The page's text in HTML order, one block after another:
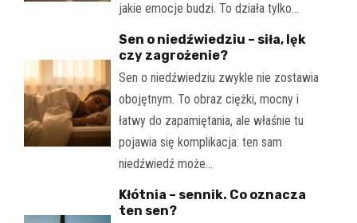
jakie emocje budzi. To działa tylko…
Sen o niedźwiedziu – siła, lęk
czy zagrożenie?
Sen o niedźwiedziu zwykle nie zostawia
obojętnym. To obraz ciężki, mocny i
łatwy do zapamiętania, ale właśnie tu
pojawia się komplikacja: ten sam
niedźwiedź może…
Kłótnia – sennik. Co oznacza
ten sen?